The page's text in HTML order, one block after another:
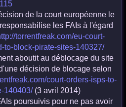
de la court européenne le
les FAIs à l'égard
torrentfreak.com/eu-court-
to-block-pirate-sites-140327/
aboutit au déblocage du site
décision de blocage selon
court-orders-isps-to-
140403/(3 avril 2014)
poursuivis pour ne pas avoir